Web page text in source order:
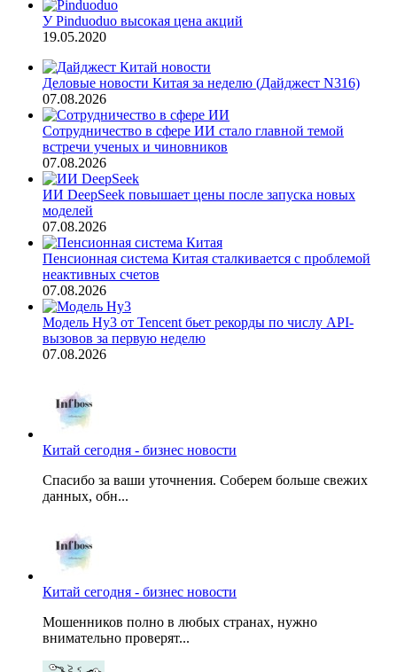
У Pinduoduo высокая цена акций
19.05.2020
Деловые новости Китая за неделю (Дайджест N316)
07.08.2026
Сотрудничество в сфере ИИ стало главной темой
встречи ученых и чиновников
07.08.2026
ИИ DeepSeek повышает цены после запуска новых
моделей
07.08.2026
Пенсионная система Китая сталкивается с проблемой
неактивных счетов
07.08.2026
Модель Hy3 от Tencent бьет рекорды по числу API-
вызовов за первую неделю
07.08.2026
Китай сегодня - бизнес новости
Спасибо за ваши уточнения. Соберем больше свежих
данных, обн...
Китай сегодня - бизнес новости
Мошенников полно в любых странах, нужно
внимательно проверят...